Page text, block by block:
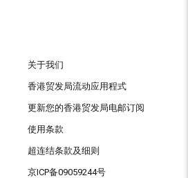
关于我们
香港贸发局流动应用程式
更新您的香港贸发局电邮订阅
使用条款
超连结条款及细则
京ICP备09059244号